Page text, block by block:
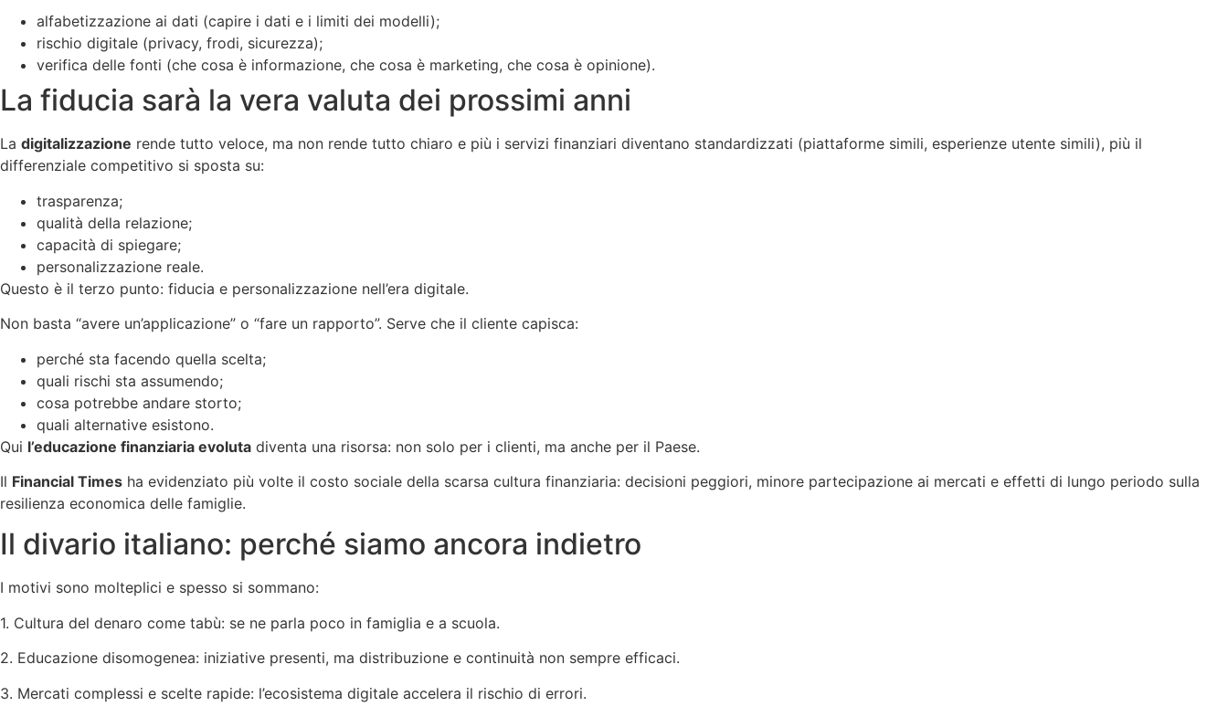
alfabetizzazione ai dati (capire i dati e i limiti dei modelli);
rischio digitale (privacy, frodi, sicurezza);
verifica delle fonti (che cosa è informazione, che cosa è marketing, che cosa è opinione).
La fiducia sarà la vera valuta dei prossimi anni
La digitalizzazione rende tutto veloce, ma non rende tutto chiaro e più i servizi finanziari diventano standardizzati (piattaforme simili, esperienze utente simili), più il
differenziale competitivo si sposta su:
trasparenza;
qualità della relazione;
capacità di spiegare;
personalizzazione reale.
Questo è il terzo punto: fiducia e personalizzazione nell’era digitale.
Non basta “avere un’applicazione” o “fare un rapporto”. Serve che il cliente capisca:
perché sta facendo quella scelta;
quali rischi sta assumendo;
cosa potrebbe andare storto;
quali alternative esistono.
Qui l’educazione finanziaria evoluta diventa una risorsa: non solo per i clienti, ma anche per il Paese.
Il Financial Times ha evidenziato più volte il costo sociale della scarsa cultura finanziaria: decisioni peggiori, minore partecipazione ai mercati e effetti di lungo periodo sulla
resilienza economica delle famiglie.
Il divario italiano: perché siamo ancora indietro
I motivi sono molteplici e spesso si sommano:
1. Cultura del denaro come tabù: se ne parla poco in famiglia e a scuola.
2. Educazione disomogenea: iniziative presenti, ma distribuzione e continuità non sempre efficaci.
3. Mercati complessi e scelte rapide: l’ecosistema digitale accelera il rischio di errori.